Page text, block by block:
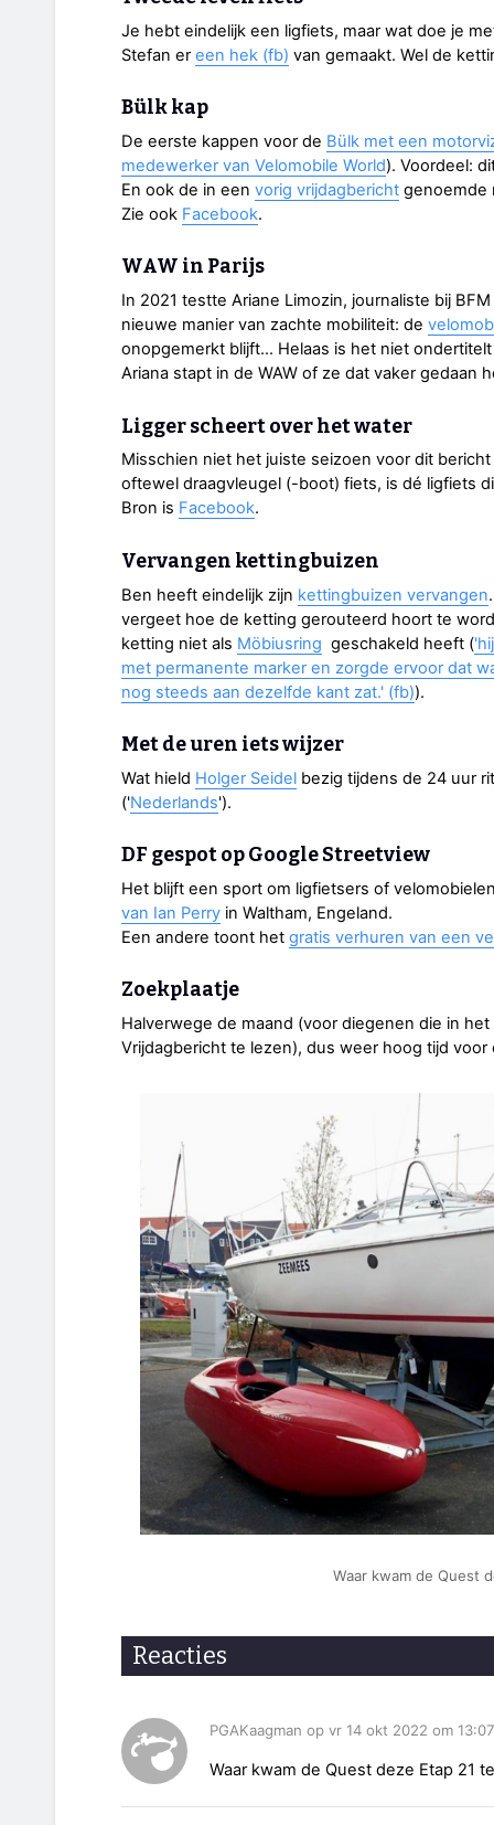
Je hebt eindelijk een ligfiets, maar wat doe je
Stefan ereen hek (fb) van gemaakt. Wel de
Bülk kap
De eerste kappen voor de Bülk met een
medewerker van Velomobile World). Voordeel:
En ook de in een vorig vrijdagbericht genoemde
Zie ook Facebook.
WAW in Parijs
In 2021 testte Ariane Limozin, journaliste bij
nieuwe manier van zachte mobiliteit: de
onopgemerkt blijft… Helaas is het niet
Ariana stapt in de WAW of ze dat vaker gedaan
Ligger scheert over het water
Misschien niet het juiste seizoen voor dit
oftewel draagvleugel (-boot) fiets, is dé ligfiets
Bron is Facebook.
Vervangen kettingbuizen
Ben heeft eindelijk zijn kettingbuizen vervangen
vergeet hoe de ketting gerouteerd hoort te
ketting niet als Möbiusring geschakeld heeft (
met permanente marker en zorgde ervoor dat
nog steeds aan dezelfde kant zat.' (fb)).
Met de uren iets wijzer
Wat hield Holger Seidel bezig tijdens de 24 uur
('Nederlands').
DF gespot op Google Streetview
Het blijft een sport om ligfietsers of
van Ian Perry in Waltham, Engeland.
Een andere toont het gratis verhuren van een
Zoekplaatje
Halverwege de maand (voor diegenen die in
Vrijdagbericht te lezen), dus weer hoog tijd voor
Waar kwam de Quest
Reacties
PGAKaagman op vr 14 okt 2022 om 13:07
Waar kwam de Quest deze Etap 21